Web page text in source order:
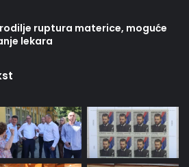
ruptura materice, moguće
lekara